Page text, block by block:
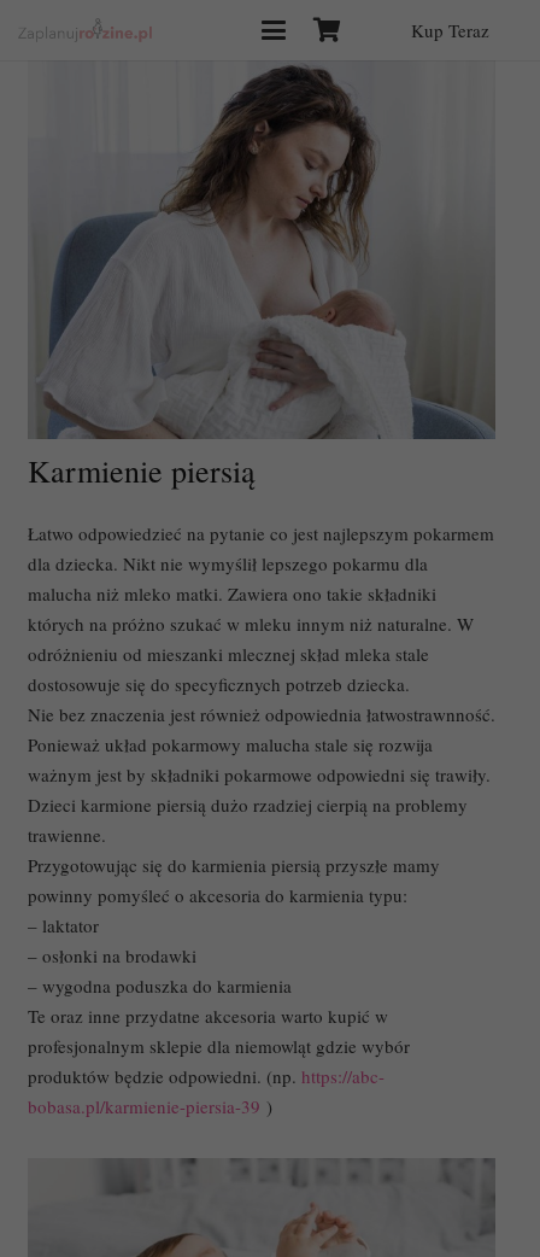
Kup Teraz
Karmienie piersią
Łatwo odpowiedzieć na pytanie co jest najlepszym pokarmem
dla dziecka. Nikt nie wymyślił lepszego pokarmu dla
malucha niż mleko matki. Zawiera ono takie składniki
których na próżno szukać w mleku innym niż naturalne. W
odróżnieniu od mieszanki mlecznej skład mleka stale
dostosowuje się do specyficznych potrzeb dziecka.
Nie bez znaczenia jest również odpowiednia łatwostrawnność.
Ponieważ układ pokarmowy malucha stale się rozwija
ważnym jest by składniki pokarmowe odpowiedni się trawiły.
Dzieci karmione piersią dużo rzadziej cierpią na problemy
trawienne.
Przygotowując się do karmienia piersią przyszłe mamy
powinny pomyśleć o akcesoria do karmienia typu:
– laktator
– osłonki na brodawki
– wygodna poduszka do karmienia
Te oraz inne przydatne akcesoria warto kupić w
profesjonalnym sklepie dla niemowląt gdzie wybór
produktów będzie odpowiedni. (np. https://abc-
bobasa.pl/karmienie-piersia-39 )